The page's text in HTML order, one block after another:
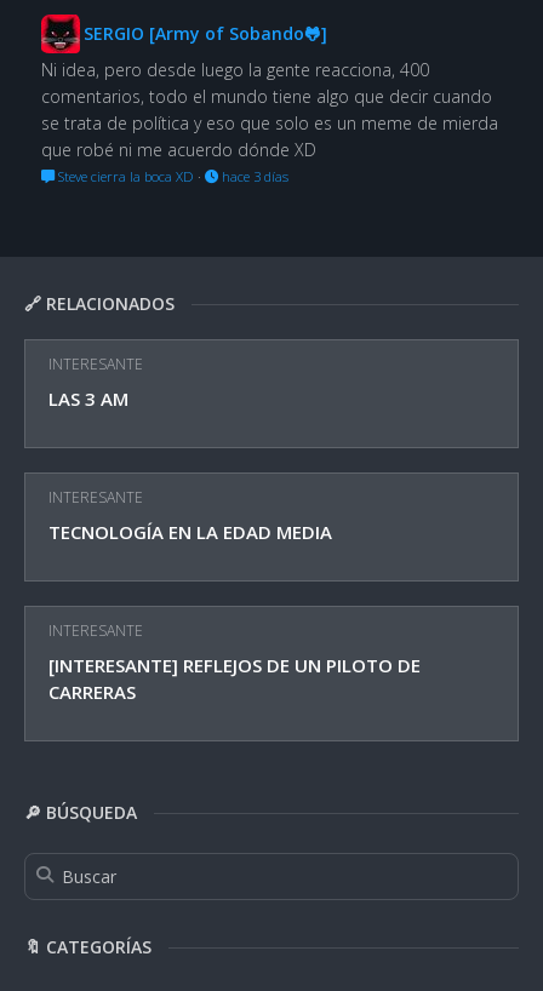
🔗 RELACIONADOS
INTERESANTE
LAS 3 AM
INTERESANTE
TECNOLOGÍA EN LA EDAD MEDIA
INTERESANTE
[INTERESANTE] REFLEJOS DE UN PILOTO DE
CARRERAS
🔎 BÚSQUEDA
🔖 CATEGORÍAS
SERGIO [Army of Sobando🐸]
Ni idea, pero desde luego la gente reacciona, 400
comentarios, todo el mundo tiene algo que decir cuando
se trata de política y eso que solo es un meme de mierda
que robé ni me acuerdo dónde XD
Steve cierra la boca XD · hace 3 días